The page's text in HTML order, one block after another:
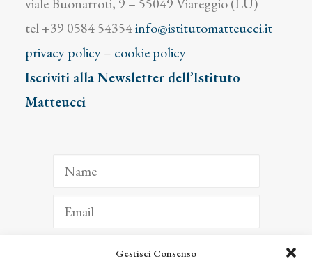
Gestisci Consenso
tel +39 0584 54354info@istitutomatteucci.it
privacy policy– cookie policy
Iscriviti alla Newsletter dell’Istituto
Matteucci
ISCRIVITI